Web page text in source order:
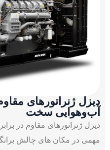
دیزل ژنراتورهای
آب‌وهوایی سخت
دیزل ژنراتورهای مقاوم در
مهمی در مکان های چالش